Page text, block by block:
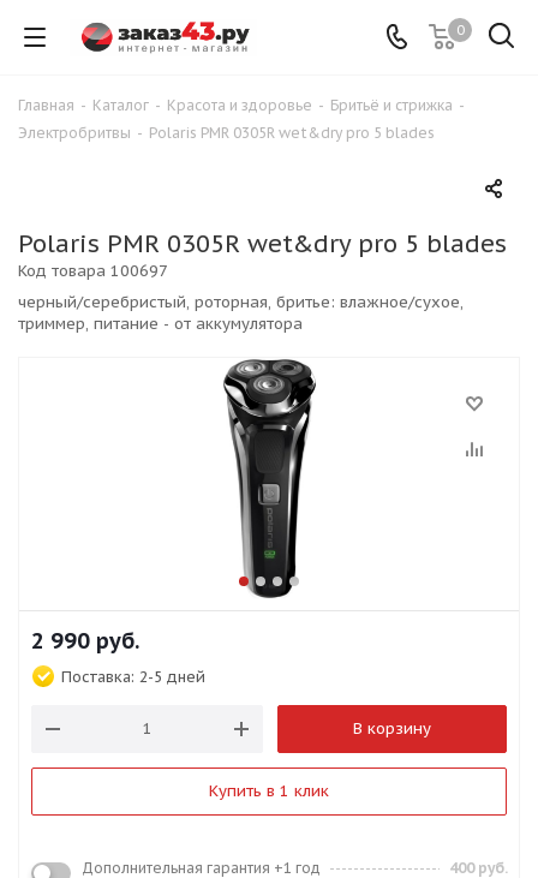
0
Главная - Каталог - Красота и здоровье - Бритьё и стрижка -
Электробритвы - Polaris PMR 0305R wet&dry pro 5 blades
Polaris PMR 0305R wet&dry pro 5 blades
черный/серебристый, роторная, бритье: влажное/сухое,
триммер, питание - от аккумулятора
Код товара 100697
2 990 руб.
Поставка: 2-5 дней
В корзину
Купить в 1 клик
Дополнительная гарантия +1 год
400 руб.